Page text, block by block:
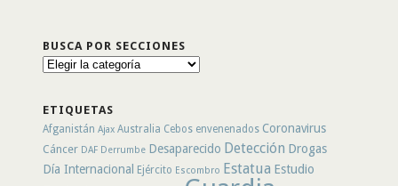
BUSCA POR SECCIONES
Busca
ETIQUETAS
Afganistán Ajax Australia Cebos envenenados Coronavirus
Cáncer DAF Derrumbe Desaparecido Detección Drogas
Día Internacional
Ejército Escombro Estatua Estudio